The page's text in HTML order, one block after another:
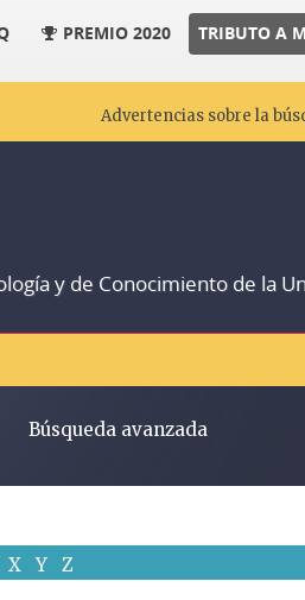
PREMIO 2020 TRIBUTO A
Advertencias sobre la
y de Conocimiento de la
Búsqueda avanzada
X Y Z